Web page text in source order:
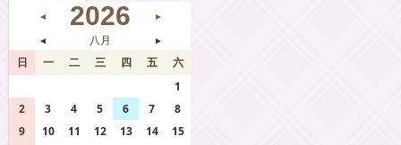
◄ 2026
►
◄
八月 ►
日 一 二 三 四 五
六
1
2
3 4 5 6 7
8
9
10 11 12 13 14
15